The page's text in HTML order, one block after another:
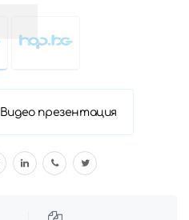
Видео презентация